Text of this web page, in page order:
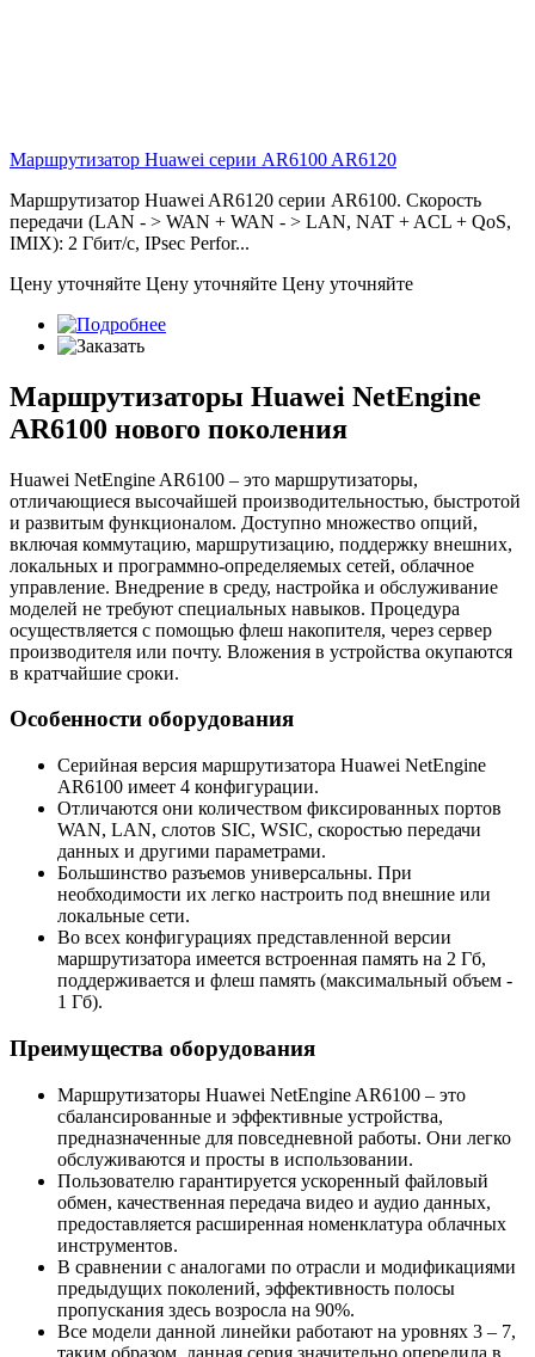
Маршрутизатор Huawei серии AR6100 AR6120
Маршрутизатор Huawei AR6120 серии AR6100. Скорость
передачи (LAN - > WAN + WAN - > LAN, NAT + ACL + QoS,
IMIX): 2 Гбит/с, IPsec Perfor...
Цену уточняйте Цену уточняйте Цену уточняйте
Маршрутизаторы Huawei NetEngine
AR6100 нового поколения
Huawei NetEngine AR6100 – это маршрутизаторы,
отличающиеся высочайшей производительностью, быстротой
и развитым функционалом. Доступно множество опций,
включая коммутацию, маршрутизацию, поддержку внешних,
локальных и программно-определяемых сетей, облачное
управление. Внедрение в среду, настройка и обслуживание
моделей не требуют специальных навыков. Процедура
осуществляется с помощью флеш накопителя, через сервер
производителя или почту. Вложения в устройства окупаются
в кратчайшие сроки.
Особенности оборудования
Серийная версия маршрутизатора Huawei NetEngine
AR6100 имеет 4 конфигурации.
Отличаются они количеством фиксированных портов
WAN, LAN, слотов SIC, WSIC, скоростью передачи
данных и другими параметрами.
Большинство разъемов универсальны. При
необходимости их легко настроить под внешние или
локальные сети.
Во всех конфигурациях представленной версии
маршрутизатора имеется встроенная память на 2 Гб,
поддерживается и флеш память (максимальный объем -
1 Гб).
Преимущества оборудования
Маршрутизаторы Huawei NetEngine AR6100 – это
сбалансированные и эффективные устройства,
предназначенные для повседневной работы. Они легко
обслуживаются и просты в использовании.
Пользователю гарантируется ускоренный файловый
обмен, качественная передача видео и аудио данных,
предоставляется расширенная номенклатура облачных
инструментов.
В сравнении с аналогами по отрасли и модификациями
предыдущих поколений, эффективность полосы
пропускания здесь возросла на 90%.
Все модели данной линейки работают на уровнях 3 – 7,
таким образом, данная серия значительно опередила в